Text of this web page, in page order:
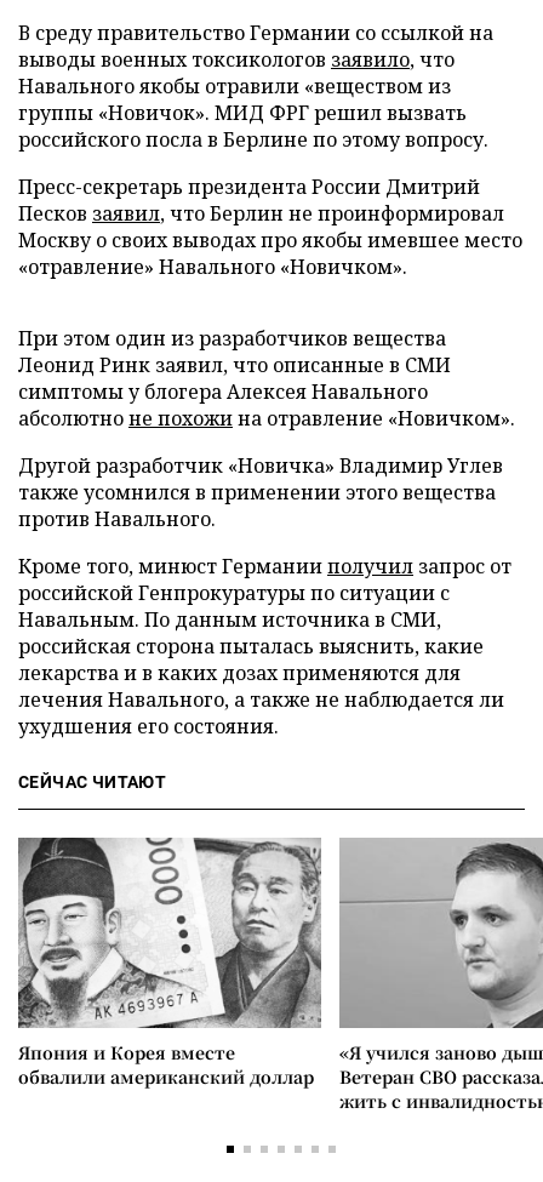
В среду правительство Германии со ссылкой на
выводы военных токсикологов заявило, что
Навального якобы отравили «веществом из
группы «Новичок». МИД ФРГ решил вызвать
российского посла в Берлине по этому вопросу.
Пресс-секретарь президента России Дмитрий
Песков заявил, что Берлин не проинформировал
Москву о своих выводах про якобы имевшее место
«отравление» Навального «Новичком».
При этом один из разработчиков вещества
Леонид Ринк заявил, что описанные в СМИ
симптомы у блогера Алексея Навального
абсолютноне похожина отравление «Новичком».
Другой разработчик «Новичка» Владимир Углев
также усомнился в применении этого вещества
против Навального.
Кроме того, минюст Германииполучил запрос от
российской Генпрокуратуры по ситуации с
Навальным. По данным источника в СМИ,
российская сторона пыталась выяснить, какие
лекарства и в каких дозах применяются для
лечения Навального, а также не наблюдается ли
ухудшения его состояния.
СЕЙЧАС ЧИТАЮТ
Япония и Корея вместе
обвалили американский доллар
«Я учился заново
Ветеран СВО
жить с